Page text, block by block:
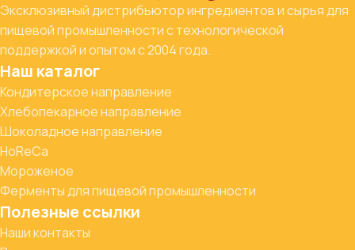
Эксклюзивный дистрибьютор ингредиентов и сырья для
пищевой промышленности с технологической
поддержкой и опытом с 2004 года.
Наш каталог
Кондитерское направление
Хлебопекарное направление
Шоколадное направление
HoReCa
Мороженое
Ферменты для пищевой промышленности
Полезные ссылки
Наши контакты